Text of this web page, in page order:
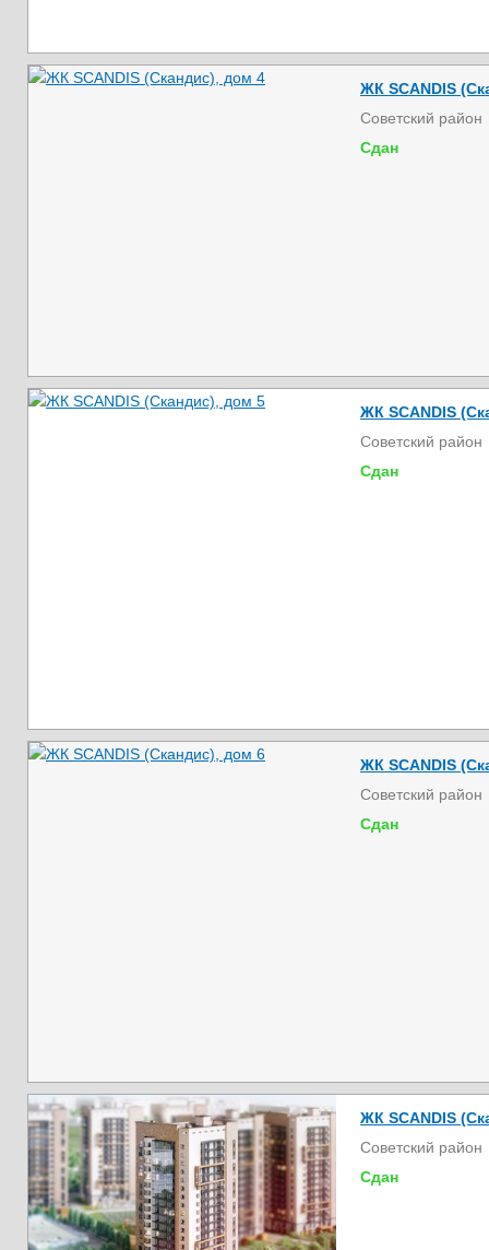
ЖК SCANDIS
Советский район
Сдан
ЖК SCANDIS
Советский район
Сдан
ЖК SCANDIS
Советский район
Сдан
ЖК SCANDIS
Советский район
Сдан